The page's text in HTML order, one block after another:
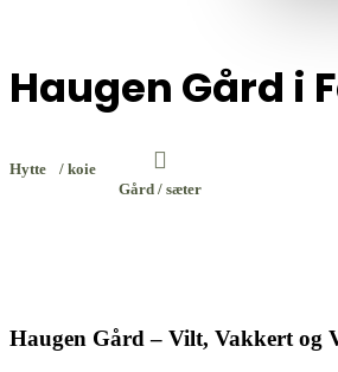
Haugen Gård i
Hytte / koie
Gård / sæter
Haugen Gård – Vilt, Vakkert og